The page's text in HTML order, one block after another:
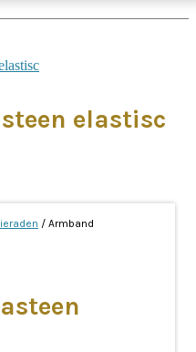
elastisc
/ Armband